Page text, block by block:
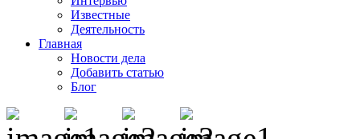
Известные
Деятельность
Главная
Новости дела
Добавить статью
Блог